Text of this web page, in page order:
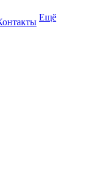
Ещё